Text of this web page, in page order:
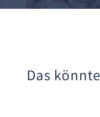
Das